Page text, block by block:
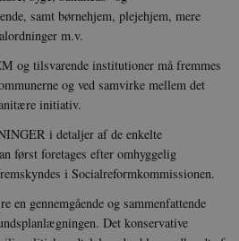
samt børnehjem, plejehjem, mere
m.v.
og tilsvarende institutioner må fremmes
og ved samvirke mellem det
initiativ.
i detaljer af de enkelte
først foretages efter omhyggelig
i Socialreformkommissionen.
en gennemgående og sammenfattende
Det konservative